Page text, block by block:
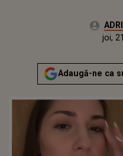
Autor:
joi,
Adaugă-ne ca